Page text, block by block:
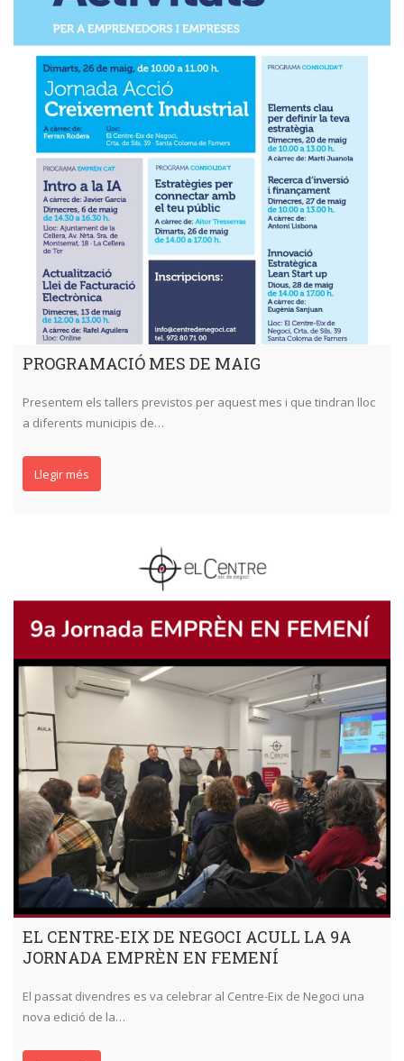
PROGRAMACIÓ MES DE MAIG
Presentem els tallers previstos per aquest mes i que tindran lloc
a diferents municipis de…
Llegir més
EL CENTRE-EIX DE NEGOCI ACULL LA 9A
JORNADA EMPRÈN EN FEMENÍ
El passat divendres es va celebrar al Centre-Eix de Negoci una
nova edició de la…